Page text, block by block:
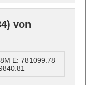
von
E: 781099.78